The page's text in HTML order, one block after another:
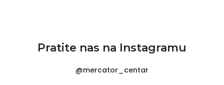
Pratite nas na Instagramu
@mercator_centar